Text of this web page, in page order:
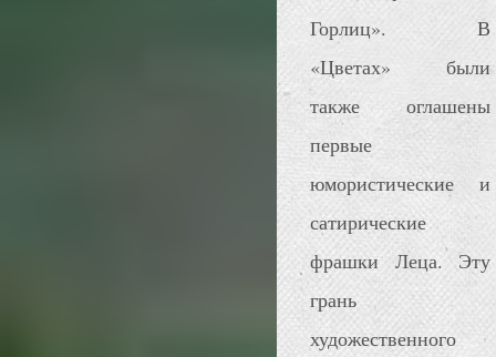
Горлиц». В
«Цветах» были
также оглашены
первые
юмористические и
сатирические
фрашки Леца. Эту
грань
художественного